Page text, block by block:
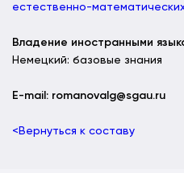
естественно-
Владение иностранными
Немецкий: базовые знания
E-mail: romanovalg@sgau.ru
<Вернуться к составу